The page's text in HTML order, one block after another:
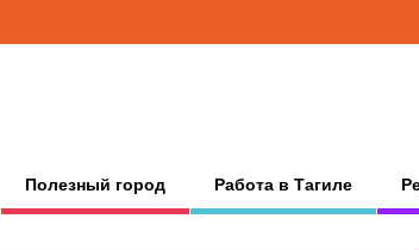
Полезный город Работа в Тагиле